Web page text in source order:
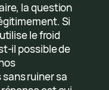
la question
Si
le froid
il possible de
ruiner sa